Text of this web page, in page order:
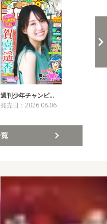
週刊少年チャンピ…
発売日：2026.08.06